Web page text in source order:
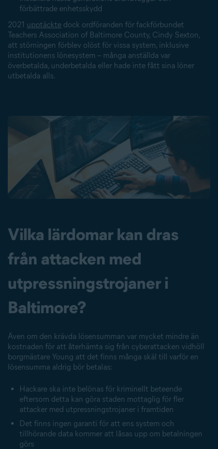
förbättrade enhetsskydd
2021 upptäckte dock ordföranden för fackförbundet
Teachers Association of Baltimore County, Cindy Sexton,
att störningen förblev olöst för vissa system, inklusive
institutionens lönesystem – många anställda var
överbetalda, underbetalda eller hade inte fått sina löner
utbetalda alls.
Vilka lärdomar kan dras
från attacken med
utpressnings­trojaner i
Baltimore?
Även om den krävda lösensumman var mycket mindre än
kostnaden för att återhämta sig från cyberattacken vidhöll
borgmästare Young att det finns många skäl till varför en
lösensumma aldrig bör betalas:
Hackare ska inte belönas för kriminellt beteende
eftersom detta kan göra staden mottaglig för fler
attacker med utpressnings­trojaner i framtiden
Det finns ingen garanti för att ens system och
tillhörande data kommer att låsas upp om betalningen
görs